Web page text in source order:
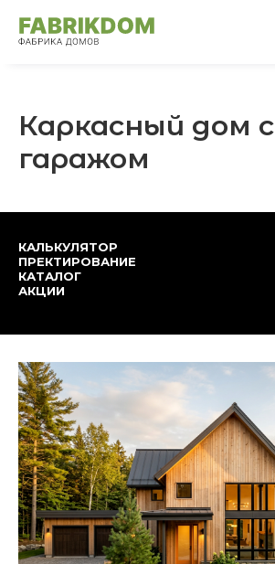
Каркасный дом с
гаражом
КАЛЬКУЛЯТОР
ПРЕКТИРОВАНИЕ
КАТАЛОГ
АКЦИИ